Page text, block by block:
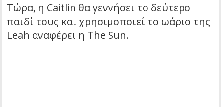
Τώρα, η Caitlin θα γεννήσει το δεύτερο
παιδί τους και χρησιμοποιεί το ωάριο της
Leah αναφέρει η The Sun.